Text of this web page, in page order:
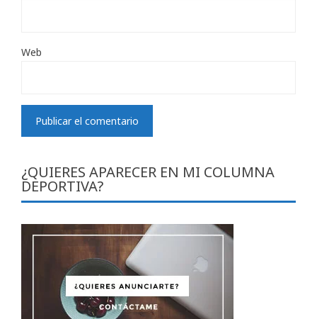
Web
¿QUIERES APARECER EN MI COLUMNA
DEPORTIVA?